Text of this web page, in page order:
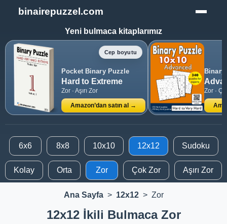
binairepuzzel.com
Yeni bulmaca kitaplarımız
Cep boyutu
Pocket Binary Puzzle
Hard to Extreme
Zor · Aşırı Zor
Amazon’dan satın al →
Binary
Zor ·
6x6 8x8 10x10 12x12 Sudoku
Kolay Orta Zor Çok Zor Aşırı Zor
Ana Sayfa > 12x12 > Zor
12x12 İkili Bulmaca Zor